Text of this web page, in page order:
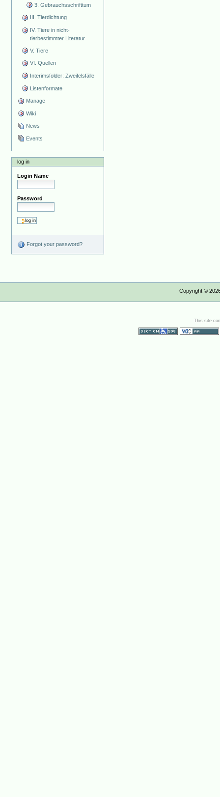
3. Gebrauchsschrifttum
III. Tierdichtung
IV. Tiere in nicht-
tierbestimmter Literatur
V. Tiere
VI. Quellen
Interimsfolder: Zweifelsfälle
Listenformate
Manage
Wiki
News
Events
log in
Login Name
Password
Forgot your password?
Copyright ©
This site